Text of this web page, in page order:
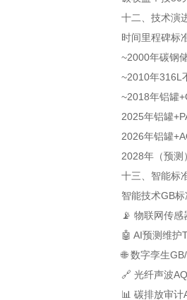
十二、技术演
时间里程碑标
~2000年碳钢
~2010年316L
~2018年铝罐
2025年铝罐
2026年铝罐
2028年（预测
十三、智能标
智能技术GB
📡 物联网传感
🤖 AI预测维护
🌐 数字孪生
🔗 光纤声波
📊 碳排放审计